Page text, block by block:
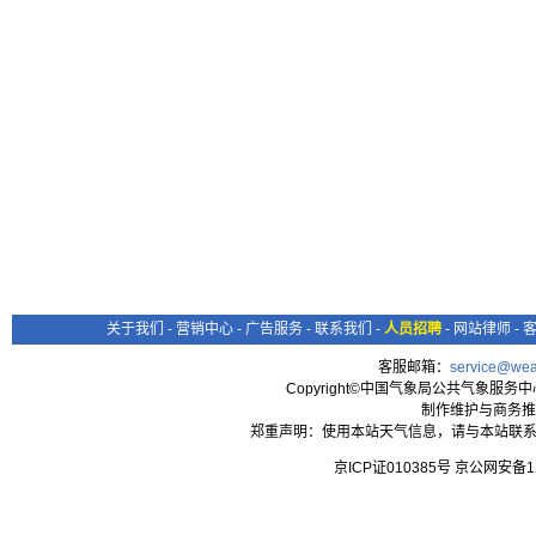
关于我们 - 营销中心 - 广告服务 - 联系我们 - 人员招聘 - 网站律师 -
客服邮箱：
Copyright©中国气象局公共气象服务
制作维护与商务
郑重声明：使用本站天气信息，请与本站联
京ICP证010385号 京公网安备